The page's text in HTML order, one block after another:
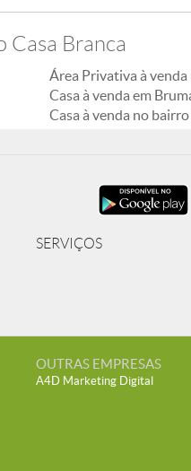
Casa Branca
Área Privativa à
Casa à venda em
Casa à venda no
SERVIÇOS
OUTRAS EMPRESAS
A4D Marketing Digital